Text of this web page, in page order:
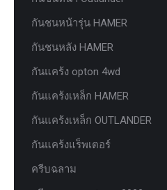
กันชนหน้ารุ่น HAMER
กันชนหลัง HAMER
กันแคร้ง opton 4wd
กันแคร้งเหล็ก HAMER
กันแคร้งเหล็ก OUTLANDER
กันแคร้งแร็พเตอร์
ครีบฉลาม